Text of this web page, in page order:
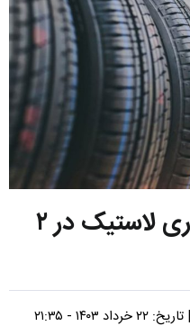
واردات ۹۲ میلیون دلاری لاستیک در ۲